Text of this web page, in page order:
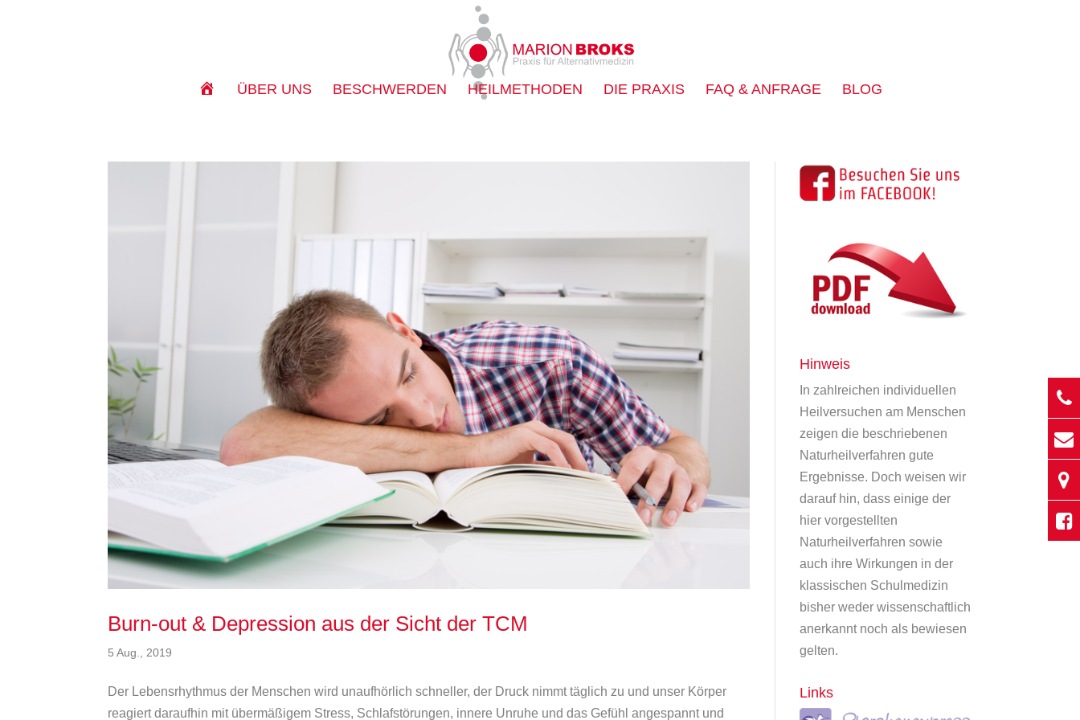
ÜBER UNS BESCHWERDEN HEILMETHODEN DIE PRAXIS FAQ & ANFRAGE BLOG
Burn-out & Depression aus der Sicht der TCM
5 Aug., 2019
Der Lebensrhythmus der Menschen wird unaufhörlich schneller, der Druck nimmt täglich zu und unser Körper
reagiert daraufhin mit übermäßigem Stress, Schlafstörungen, innere Unruhe und das Gefühl angespannt und
Hinweis
In zahlreichen individuellen
Heilversuchen am Menschen
zeigen die beschriebenen
Naturheilverfahren gute
Ergebnisse. Doch weisen wir
darauf hin, dass einige der
hier vorgestellten
Naturheilverfahren sowie
auch ihre Wirkungen in der
klassischen Schulmedizin
bisher weder wissenschaftlich
anerkannt noch als bewiesen
gelten.
Links